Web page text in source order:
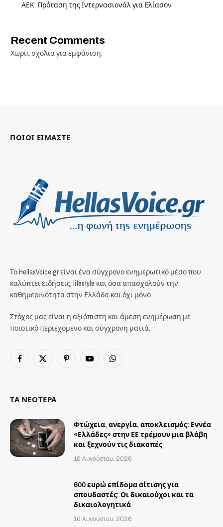
ΑΕΚ: Πρόταση της Ιντερνασιονάλ για Ελίασον
Recent Comments
Χωρίς σχόλια για εμφάνιση.
ΠΟΙΟΙ ΕΙΜΑΣΤΕ
Το HellasVoice.gr είναι ένα σύγχρονο ενημερωτικό μέσο που
καλύπτει ειδήσεις, lifestyle και όσα απασχολούν την
καθημερινότητα στην Ελλάδα και όχι μόνο.
Στόχος μας είναι η αξιόπιστη και άμεση ενημέρωση με
ποιοτικό περιεχόμενο και σύγχρονη ματιά.
Facebook
X
PinterestYouTubeWhatsApp
ΤΑ ΝΕΟΤΕΡΑ
Φτώχεια, ανεργία, αποκλεισμός: Εννέα
«Ελλάδες» στην ΕΕ τρέμουν μια βλάβη
και ξεχνούν τις διακοπές
10 Αυγούστου, 2026
600 ευρώ επίδομα σίτισης για
σπουδαστές: Οι δικαιούχοι και τα
δικαιολογητικά
10 Αυγούστου, 2026